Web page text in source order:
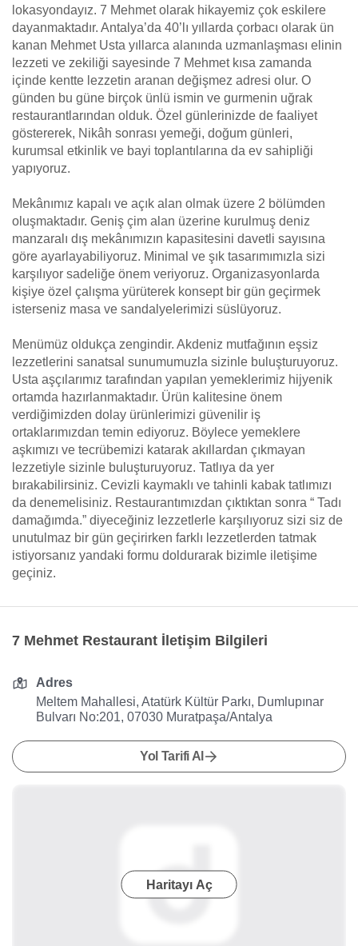
lokasyondayız. 7 Mehmet olarak hikayemiz çok eskilere
dayanmaktadır. Antalya’da 40’lı yıllarda çorbacı olarak ün
kanan Mehmet Usta yıllarca alanında uzmanlaşması elinin
lezzeti ve zekiliği sayesinde 7 Mehmet kısa zamanda
içinde kentte lezzetin aranan değişmez adresi olur. O
günden bu güne birçok ünlü ismin ve gurmenin uğrak
restaurantlarından olduk. Özel günlerinizde de faaliyet
göstererek, Nikâh sonrası yemeği, doğum günleri,
kurumsal etkinlik ve bayi toplantılarına da ev sahipliği
yapıyoruz.
Mekânımız kapalı ve açık alan olmak üzere 2 bölümden
oluşmaktadır. Geniş çim alan üzerine kurulmuş deniz
manzaralı dış mekânımızın kapasitesini davetli sayısına
göre ayarlayabiliyoruz. Minimal ve şık tasarımımızla sizi
karşılıyor sadeliğe önem veriyoruz. Organizasyonlarda
kişiye özel çalışma yürüterek konsept bir gün geçirmek
isterseniz masa ve sandalyelerimizi süslüyoruz.
Menümüz oldukça zengindir. Akdeniz mutfağının eşsiz
lezzetlerini sanatsal sunumumuzla sizinle buluşturuyoruz.
Usta aşçılarımız tarafından yapılan yemeklerimiz hijyenik
ortamda hazırlanmaktadır. Ürün kalitesine önem
verdiğimizden dolay ürünlerimizi güvenilir iş
ortaklarımızdan temin ediyoruz. Böylece yemeklere
aşkımızı ve tecrübemizi katarak akıllardan çıkmayan
lezzetiyle sizinle buluşturuyoruz. Tatlıya da yer
bırakabilirsiniz. Cevizli kaymaklı ve tahinli kabak tatlımızı
da denemelisiniz. Restaurantımızdan çıktıktan sonra “ Tadı
damağımda.” diyeceğiniz lezzetlerle karşılıyoruz sizi siz de
unutulmaz bir gün geçirirken farklı lezzetlerden tatmak
istiyorsanız yandaki formu doldurarak bizimle iletişime
geçiniz.
7 Mehmet Restaurant İletişim Bilgileri
Adres
Meltem Mahallesi, Atatürk Kültür Parkı, Dumlupınar
Bulvarı No:201, 07030 Muratpaşa/Antalya
Yol Tarifi Al
Haritayı Aç